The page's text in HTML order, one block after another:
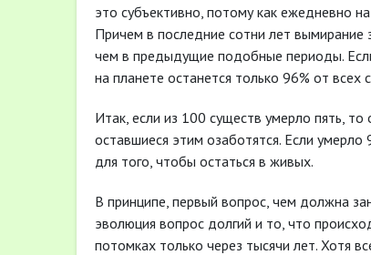
это субъективно, потому как ежедневно
Причем в последние сотни лет вымирание
чем в предыдущие подобные периоды.
на планете останется только 96% от всех
Итак, если из 100 существ умерло пять,
оставшиеся этим озаботятся. Если
для того, чтобы остаться в живых.
В принципе, первый вопрос, чем должна
эволюция вопрос долгий и то, что
потомках только через тысячи лет. Хотя